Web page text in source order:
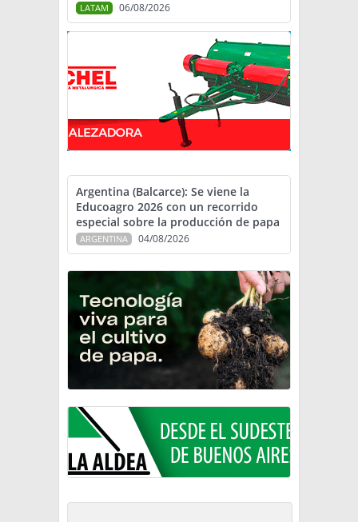
LATAM 06/08/2026
Argentina (Balcarce): Se viene la
Educoagro 2026 con un recorrido
especial sobre la producción de papa
ARGENTINA 04/08/2026